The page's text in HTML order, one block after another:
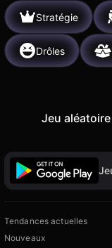
Stratégie
Drôles
Jeu aléatoire
Tendances actuelles
Nouveaux